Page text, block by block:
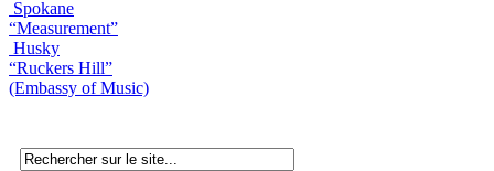
Spokane
“Measurement”
Husky
“Ruckers Hill”
(Embassy of Music)